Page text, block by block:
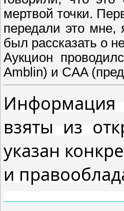
мертвой точки.
передали это мне,
был рассказать о
Аукцион
Amblin) и CAA
Информация
взяты из
указан
и